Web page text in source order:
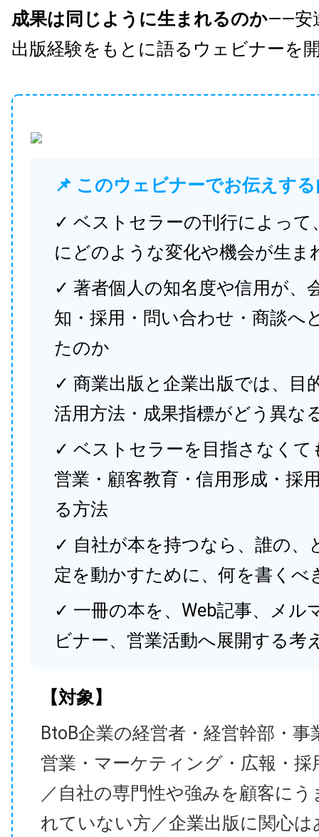
成果は同じように生まれるのか——安
出版経験をもとに語るウェビナーを
📌 このウェビナーでお伝えす
✓ ベストセラーの刊行によって
にどのような変化や機会が生ま
✓ 著者個人の知名度や信用が、
知・採用・問い合わせ・商談へ
たのか
✓ 商業出版と企業出版では、目
活用方法・成果指標がどう異な
✓ ベストセラーを目指さなくて
営業・顧客教育・信用形成・採
る方法
✓ 自社が本を持つなら、誰の、
定を動かすために、何を書くべ
✓ 一冊の本を、Web記事、メル
ビナー、営業活動へ展開する考
【対象】
BtoB企業の経営者・経営幹部・事
営業・マーケティング・広報・採
／自社の専門性や強みを顧客に
れていない方／企業出版に関心